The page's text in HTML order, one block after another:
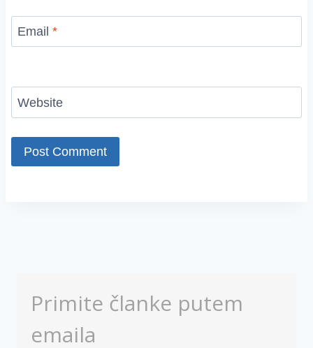
Email *
Website
Primite članke putem
emaila